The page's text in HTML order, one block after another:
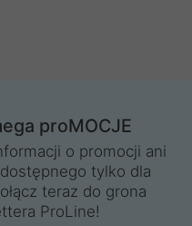
proMOCJE
o promocji ani
tylko dla
teraz do grona
ProLine!